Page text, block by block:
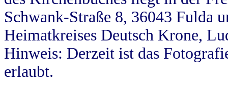
Schwank-Straße 8, 36043 Fulda
Heimatkreises Deutsch Krone,
Hinweis: Derzeit ist das
erlaubt.